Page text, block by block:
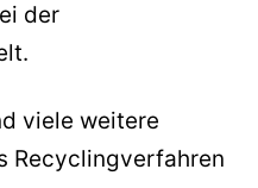
der
viele weitere
Recyclingverfahren